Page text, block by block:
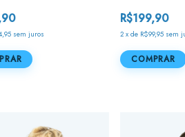
sem juros
R$199,90
2 xde R$99,95 sem
COMPRAR